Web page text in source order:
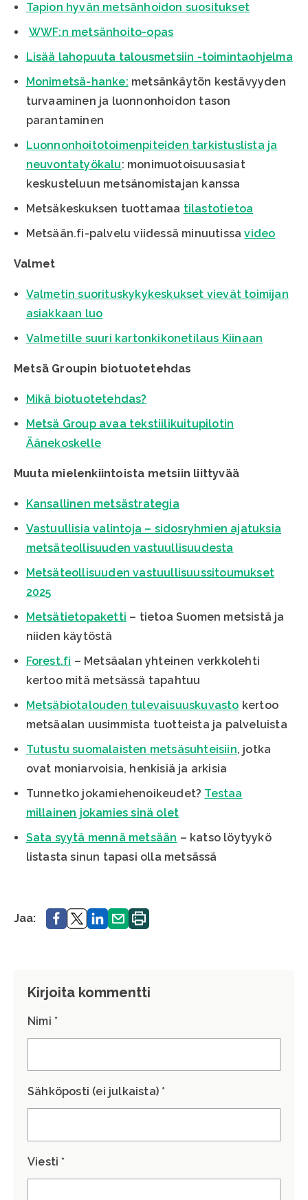
Tapion hyvän metsänhoidon suositukset
WWF:n metsänhoito-opas
Lisää lahopuuta talousmetsiin -toimintaohjelma
Monimetsä-hanke: metsänkäytön kestävyyden
turvaaminen ja luonnonhoidon tason
parantaminen
Luonnonhoitotoimenpiteiden tarkistuslista ja
neuvontatyökalu: monimuotoisuusasiat
keskusteluun metsänomistajan kanssa
Metsäkeskuksen tuottamaa tilastotietoa
Metsään.fi-palvelu viidessä minuutissavideo
Valmet
Valmetin suorituskykykeskukset vievät toimijan
asiakkaan luo
Valmetille suuri kartonkikonetilaus Kiinaan
Metsä Groupin biotuotetehdas
Mikä biotuotetehdas?
Metsä Group avaa tekstiilikuitupilotin
Äänekoskelle
Muuta mielenkiintoista metsiin liittyvää
Kansallinen metsästrategia
Vastuullisia valintoja – sidosryhmien ajatuksia
metsäteollisuuden vastuullisuudesta
Metsäteollisuuden vastuullisuussitoumukset
2025
Metsätietopaketti – tietoa Suomen metsistä ja
niiden käytöstä
Forest.fi – Metsäalan yhteinen verkkolehti
kertoo mitä metsässä tapahtuu
Metsäbiotalouden tulevaisuuskuvasto kertoo
metsäalan uusimmista tuotteista ja palveluista
Tutustu suomalaisten metsäsuhteisiin, jotka
ovat moniarvoisia, henkisiä ja arkisia
Tunnetko jokamiehenoikeudet? Testaa
millainen jokamies sinä olet
Sata syytä mennä metsään – katso löytyykö
listasta sinun tapasi olla metsässä
Jaa: Jaa. Jaa.Jaa. Jaa. Tulosta
sivu.
Kirjoita kommentti
Nimi *
Sähköposti (ei julkaista) *
Viesti *